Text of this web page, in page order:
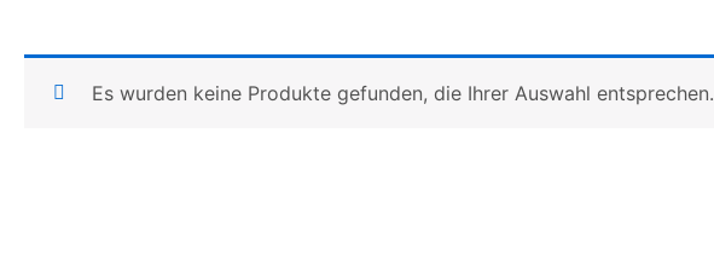
Es wurden keine Produkte gefunden, die Ihrer Auswahl entsprechen.